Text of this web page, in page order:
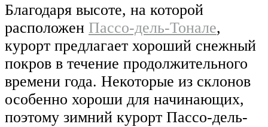
Благодаря высоте, на которой
расположен Пассо-дель-Тонале,
курорт предлагает хороший снежный
покров в течение продолжительного
времени года. Некоторые из склонов
особенно хороши для начинающих,
поэтому зимний курорт Пассо-дель-